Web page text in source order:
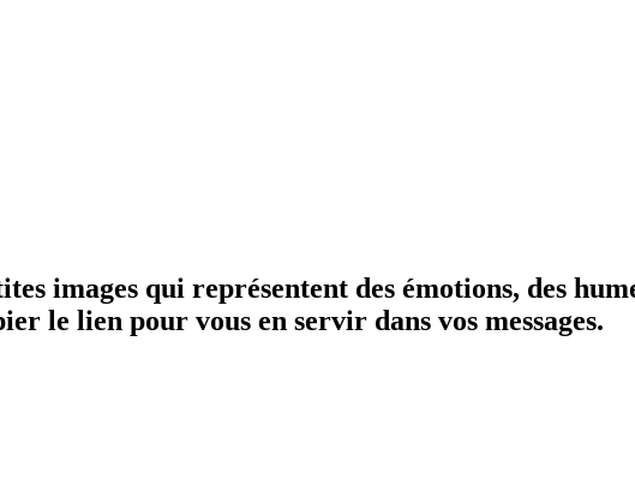
images qui représentent des émotions, des
le lien pour vous en servir dans vos messages.